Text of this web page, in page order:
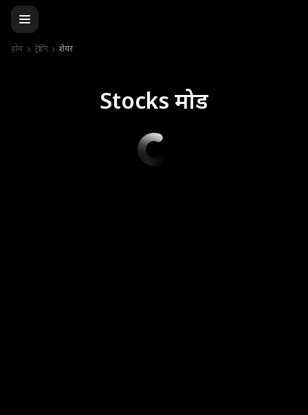
होम ट्रेडिंग शेयर
Stocks मोड